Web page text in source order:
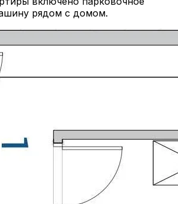
рядом с домом.